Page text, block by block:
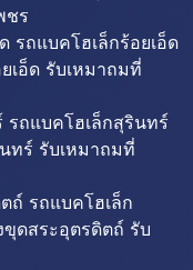
ชร
รถแบคโฮเล็กร้อยเอ็ด
เอ็ด รับเหมาถมที่
รถแบคโฮเล็กสุรินทร์
ทร์ รับเหมาถมที่
ถ์ รถแบคโฮเล็ก
ดสระอุตรดิตถ์ รับ